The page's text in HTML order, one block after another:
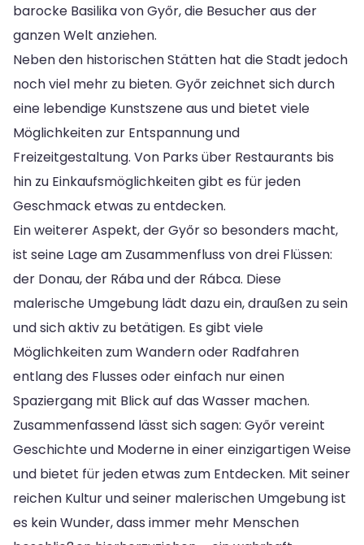
barocke Basilika von Győr, die Besucher aus der
ganzen Welt anziehen.
Neben den historischen Stätten hat die Stadt jedoch
noch viel mehr zu bieten. Győr zeichnet sich durch
eine lebendige Kunstszene aus und bietet viele
Möglichkeiten zur Entspannung und
Freizeitgestaltung. Von Parks über Restaurants bis
hin zu Einkaufsmöglichkeiten gibt es für jeden
Geschmack etwas zu entdecken.
Ein weiterer Aspekt, der Győr so besonders macht,
ist seine Lage am Zusammenfluss von drei Flüssen:
der Donau, der Rába und der Rábca. Diese
malerische Umgebung lädt dazu ein, draußen zu sein
und sich aktiv zu betätigen. Es gibt viele
Möglichkeiten zum Wandern oder Radfahren
entlang des Flusses oder einfach nur einen
Spaziergang mit Blick auf das Wasser machen.
Zusammenfassend lässt sich sagen: Győr vereint
Geschichte und Moderne in einer einzigartigen Weise
und bietet für jeden etwas zum Entdecken. Mit seiner
reichen Kultur und seiner malerischen Umgebung ist
es kein Wunder, dass immer mehr Menschen